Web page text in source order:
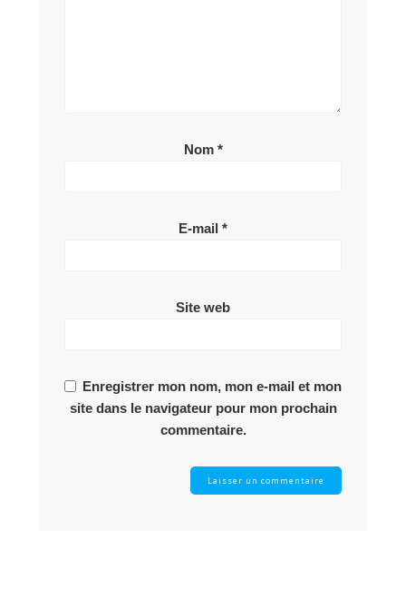
Nom *
E-mail *
Site web
Enregistrer mon nom, mon e-mail et mon
site dans le navigateur pour mon prochain
commentaire.